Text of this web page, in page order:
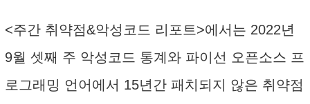
<주간 취약점&악성코드 리포트>에서는 2022년
9월 셋째 주 악성코드 통계와 파이선 오픈소스 프
로그래밍 언어에서 15년간 패치되지 않은 취약점